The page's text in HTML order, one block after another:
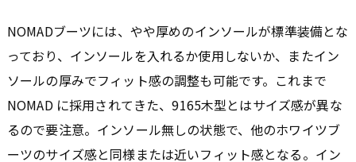
NOMADブーツには、やや厚めのインソールが標準装備とな
っており、インソールを入れるか使用しないか、またイン
ソールの厚みでフィット感の調整も可能です。これまで
NOMAD に採用されてきた、9165木型とはサイズ感が異な
るので要注意。インソール無しの状態で、他のホワイツブ
ーツのサイズ感と同様または近いフィット感となる。イン